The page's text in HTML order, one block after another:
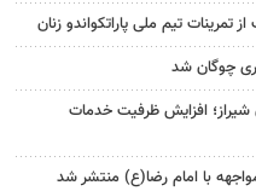
تمرینات تیم ملی پاراتکواندو زنان
چوگان شد
شیراز؛ افزایش ظرفیت خدمات
با امام رضا(ع) منتشر شد